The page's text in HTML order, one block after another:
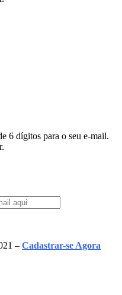
6 dígitos para o seu e-mail.
– Cadastrar-se Agora